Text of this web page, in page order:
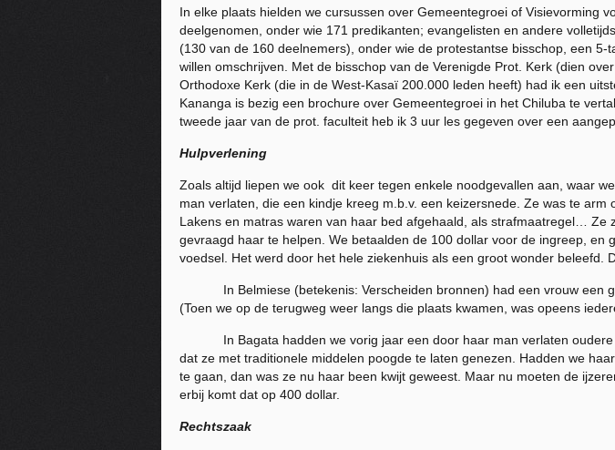
In elke plaats hielden we cursussen over Gemeentegroei of Visievorming
deelgenomen, onder wie 171 predikanten; evangelisten en andere
(130 van de 160 deelnemers), onder wie de protestantse bisschop, een
willen omschrijven. Met de bisschop van de Verenigde Prot. Kerk (dien
Orthodoxe Kerk (die in de West-Kasaï 200.000 leden heeft) had ik een
Kananga is bezig een brochure over Gemeentegroei in het Chiluba te
tweede jaar van de prot. faculteit heb ik 3 uur les gegeven over een
Hulpverlening
Zoals altijd liepen we ook dit keer tegen enkele noodgevallen aan, waar
man verlaten, die een kindje kreeg m.b.v. een keizersnede. Ze was te
Lakens en matras waren van haar bed afgehaald, als strafmaatregel…
gevraagd haar te helpen. We betaalden de 100 dollar voor de ingreep,
voedsel. Het werd door het hele ziekenhuis als een groot wonder
In Belmiese (betekenis: Verscheiden bronnen) had een vrouw een
(Toen we op de terugweg weer langs die plaats kwamen, was opeens
In Bagata hadden we vorig jaar een door haar man verlaten oudere
dat ze met traditionele middelen poogde te laten genezen. Hadden we
te gaan, dan was ze nu haar been kwijt geweest. Maar nu moeten de
erbij komt dat op 400 dollar.
Rechtszaak